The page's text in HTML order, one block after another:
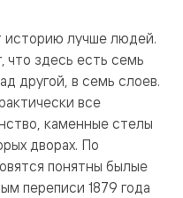
историю лучше людей.
что здесь есть семь
другой, в семь слоев.
все
каменные стелы
дворах. По
понятны былые
переписи 1879 года